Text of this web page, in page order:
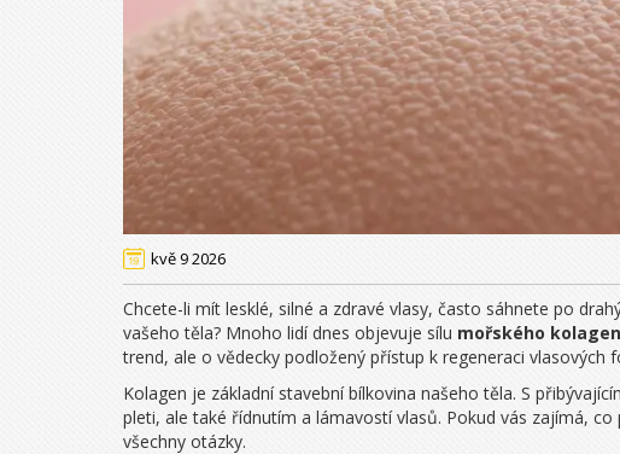
kvě 9 2026
Chcete-li mít lesklé, silné a zdravé vlasy, často sáhnete po
vašeho těla? Mnoho lidí dnes objevuje sílu mořského
trend, ale o vědecky podložený přístup k regeneraci vlasových
Kolagen je základní stavební bílkovina našeho těla. S
pleti, ale také řídnutím a lámavostí vlasů. Pokud vás zajímá,
všechny otázky.